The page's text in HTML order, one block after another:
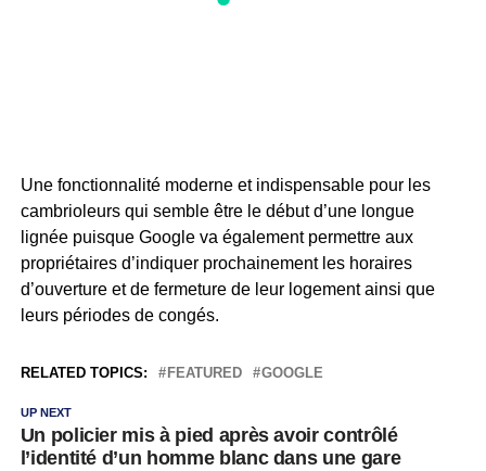
Une fonctionnalité moderne et indispensable pour les
cambrioleurs qui semble être le début d’une longue
lignée puisque Google va également permettre aux
propriétaires d’indiquer prochainement les horaires
d’ouverture et de fermeture de leur logement ainsi que
leurs périodes de congés.
RELATED TOPICS: FEATURED GOOGLE
UP NEXT
Un policier mis à pied après avoir contrôlé
l’identité d’un homme blanc dans une gare